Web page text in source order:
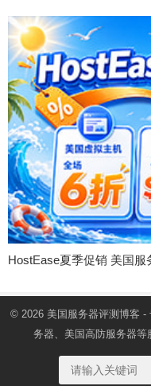
HostEase夏季促销 美国服
© 2026 美国服务器评测博客 -
务器、美国高防服务器等